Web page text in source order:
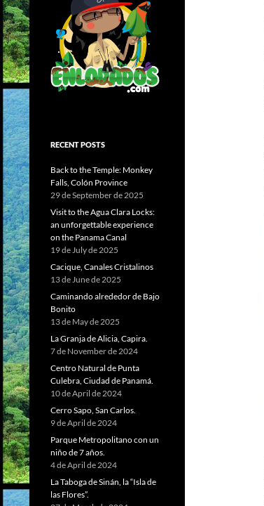
RECENT POSTS
Back to the Temple: Monkey
Falls, Colón Province
29 de September de 2025
Visit to the Agua Clara Locks:
an unforgettable experience
on the Panama Canal
19 de July de 2025
Cacique, Canales Cristalinos
13 de June de 2025
Caminando alrededor de Bajo
Bonito
13 de May de 2025
La Granja de Alicia, Capira.
7 de November de 2024
Centro Natural de Punta
Culebra, Ciudad de Panamá.
10 de April de 2024
Cerro Sapo, San Carlos.
9 de April de 2024
Parque Metropolitano con un
niño de 7 años.
4 de April de 2024
La Taboga de Sinán, la “Isla de
las Flores”.